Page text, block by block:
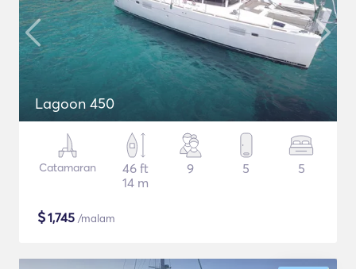
Lagoon 450
Catamaran
46 ft
14 m
9 5 5
$1,745 /malam